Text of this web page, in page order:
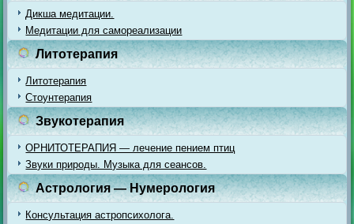
Дикша медитации.
Медитации для самореализации
Литотерапия
Литотерапия
Стоунтерапия
Звукотерапия
ОРНИТОТЕРАПИЯ — лечение пением птиц
Звуки природы. Музыка для сеансов.
Астрология — Нумерология
Консультация астропсихолога.